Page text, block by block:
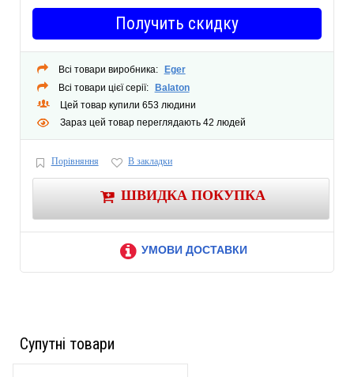
Получить скидку
Всі товари виробника:
Eger
Всі товари цієї серії:
Balaton
Цей товар купили 653 людини
Зараз цей товар переглядають 42 людей
Порівняння В закладки
ШВИДКА ПОКУПКА
УМОВИ ДОСТАВКИ
Супутні товари